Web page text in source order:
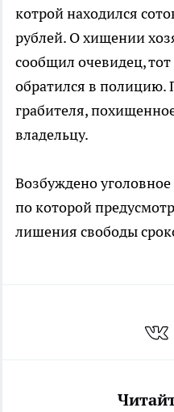
котрой находился
рублей. О хищении
сообщил очевидец,
обратился в полицию.
грабителя,
владельцу.
Возбуждено уголовное
по которой
лишения свободы